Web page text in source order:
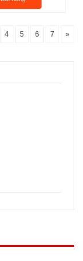
4 5 6 7 »